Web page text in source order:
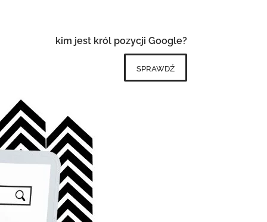
kim jest król pozycji Google?
sprawdź